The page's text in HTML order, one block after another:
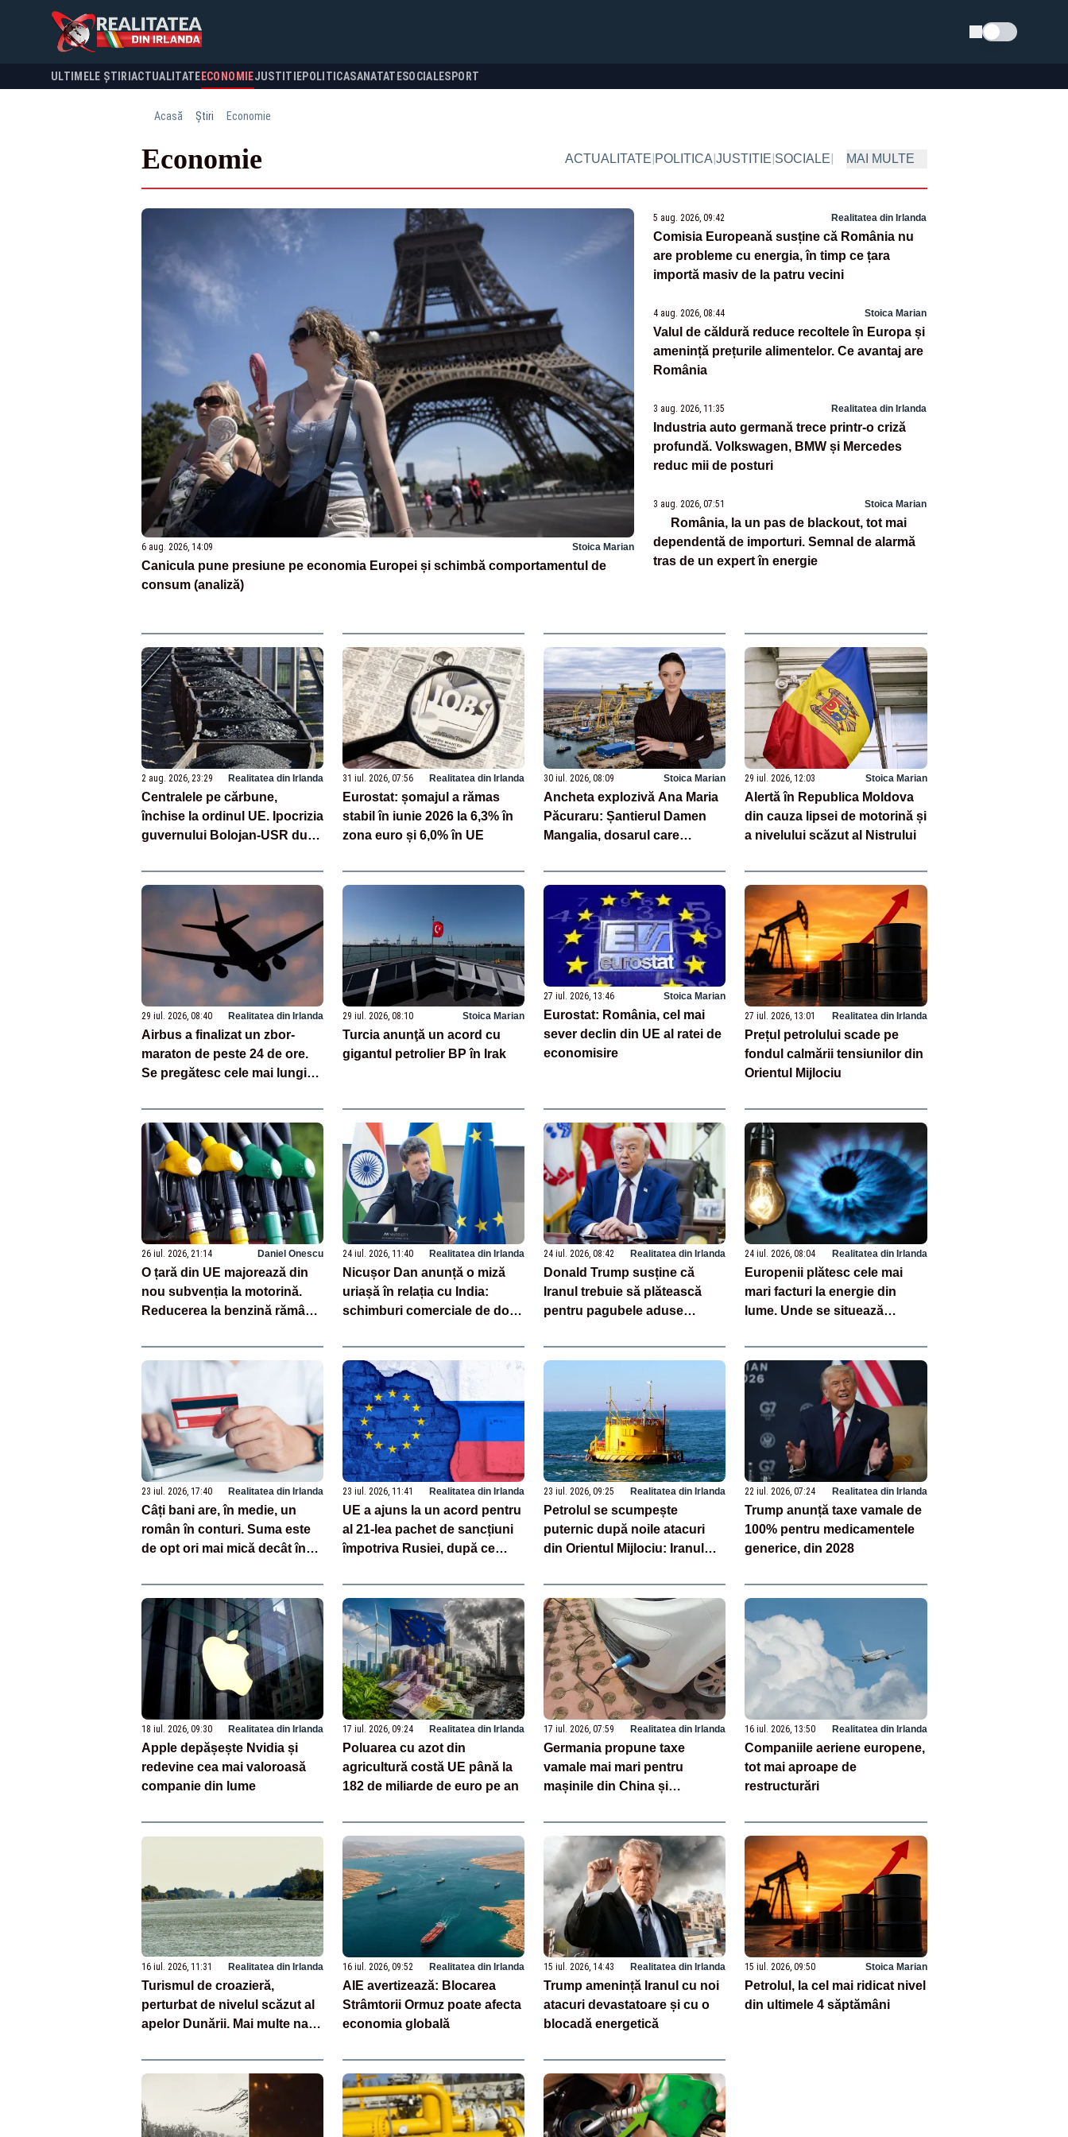
Schimba tema
ULTIMELE ȘTIRI ACTUALITATE ECONOMIEJUSTITIEPOLITICASANATATESOCIALESPORT
Acasă Știri Economie
Economie ACTUALITATE|POLITICA|JUSTITIE|SOCIALE| MAI MULTE
6 aug. 2026, 14:09 Stoica Marian
Canicula pune presiune pe economia Europei și schimbă comportamentul de
consum (analiză)
5 aug. 2026, 09:42 Realitatea din Irlanda
Comisia Europeană susține că România nu
are probleme cu energia, în timp ce țara
importă masiv de la patru vecini
4 aug. 2026, 08:44 Stoica Marian
Valul de căldură reduce recoltele în Europa și
amenință prețurile alimentelor. Ce avantaj are
România
3 aug. 2026, 11:35 Realitatea din Irlanda
Industria auto germană trece printr-o criză
profundă. Volkswagen, BMW și Mercedes
reduc mii de posturi
3 aug. 2026, 07:51 Stoica Marian
România, la un pas de blackout, tot mai
dependentă de importuri. Semnal de alarmă
tras de un expert în energie
2 aug. 2026, 23:29 Realitatea din Irlanda
Centralele pe cărbune,
închise la ordinul UE. Ipocrizia
guvernului Bolojan-USR după
31 iul. 2026, 07:56 Realitatea din Irlanda
Eurostat: șomajul a rămas
stabil în iunie 2026 la 6,3% în
zona euro și 6,0% în UE
30 iul. 2026, 08:09 Stoica Marian
Ancheta explozivă Ana Maria
Păcuraru: Șantierul Damen
Mangalia, dosarul care
29 iul. 2026, 12:03 Stoica Marian
Alertă în Republica Moldova
din cauza lipsei de motorină și
a nivelului scăzut al Nistrului
29 iul. 2026, 08:40 Realitatea din Irlanda
Airbus a finalizat un zbor-
maraton de peste 24 de ore.
Se pregătesc cele mai lungi
29 iul. 2026, 08:10 Stoica Marian
Turcia anunţă un acord cu
gigantul petrolier BP în Irak
27 iul. 2026, 13:46 Stoica Marian
Eurostat: România, cel mai
sever declin din UE al ratei de
economisire
27 iul. 2026, 13:01 Realitatea din Irlanda
Prețul petrolului scade pe
fondul calmării tensiunilor din
Orientul Mijlociu
26 iul. 2026, 21:14 Daniel Onescu
O țară din UE majorează din
nou subvenția la motorină.
Reducerea la benzină rămâne
24 iul. 2026, 11:40 Realitatea din Irlanda
Nicușor Dan anunță o miză
uriașă în relația cu India:
schimburi comerciale de două
24 iul. 2026, 08:42 Realitatea din Irlanda
Donald Trump susține că
Iranul trebuie să plătească
pentru pagubele aduse
daune pot fi substanţiale”
24 iul. 2026, 08:04 Realitatea din Irlanda
Europenii plătesc cele mai
mari facturi la energie din
lume. Unde se situează
23 iul. 2026, 17:40 Realitatea din Irlanda
Câți bani are, în medie, un
român în conturi. Suma este
de opt ori mai mică decât în
23 iul. 2026, 11:41 Realitatea din Irlanda
UE a ajuns la un acord pentru
al 21-lea pachet de sancțiuni
împotriva Rusiei, după ce
23 iul. 2026, 09:25 Realitatea din Irlanda
Petrolul se scumpește
puternic după noile atacuri
din Orientul Mijlociu: Iranul
Ormuz
22 iul. 2026, 07:24 Realitatea din Irlanda
Trump anunță taxe vamale de
100% pentru medicamentele
generice, din 2028
18 iul. 2026, 09:30 Realitatea din Irlanda
Apple depășește Nvidia și
redevine cea mai valoroasă
companie din lume
17 iul. 2026, 09:24 Realitatea din Irlanda
Poluarea cu azot din
agricultură costă UE până la
182 de miliarde de euro pe an
17 iul. 2026, 07:59 Realitatea din Irlanda
Germania propune taxe
vamale mai mari pentru
mașinile din China și
producătorii europeni
16 iul. 2026, 13:50 Realitatea din Irlanda
Companiile aeriene europene,
tot mai aproape de
restructurări
16 iul. 2026, 11:31 Realitatea din Irlanda
Turismul de croazieră,
perturbat de nivelul scăzut al
apelor Dunării. Mai multe nave
Budapesta
16 iul. 2026, 09:52 Realitatea din Irlanda
AIE avertizează: Blocarea
Strâmtorii Ormuz poate afecta
economia globală
15 iul. 2026, 14:43 Realitatea din Irlanda
Trump amenință Iranul cu noi
atacuri devastatoare și cu o
blocadă energetică
15 iul. 2026, 09:50 Stoica Marian
Petrolul, la cel mai ridicat nivel
din ultimele 4 săptămâni